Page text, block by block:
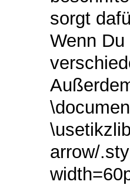
sorgt
Wenn
arrow/